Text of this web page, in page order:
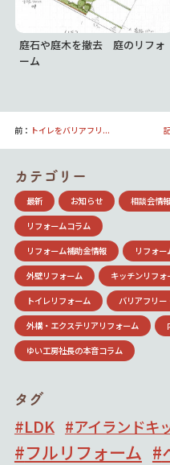
庭石や庭木を撤去 庭のリフォ
ーム
前： トイレをバリアフリ...
カテゴリー
最新 お知らせ 相談会情報
リフォームコラム
リフォーム補助金情報 リフォー
外壁リフォーム キッチンリフォ
トイレリフォーム バリアフリー
外構・エクステリアリフォーム
ゆい工房社長の本音コラム
タグ
LDK アイランドキ
フルリフォーム